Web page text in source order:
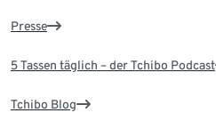
Presse
5 Tassen täglich – der Tchibo Podcast
Tchibo Blog